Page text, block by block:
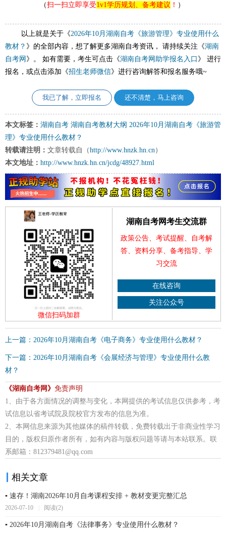
（扫一扫立即享受1v1学历规划、备考建议 ！ ）
以上就是关于《2026年10月湖南自考《旅游管理》专业使用什么
教材？ 》的全部内容，想了解更多湖南自考资讯， 请持续关注《湖南
自考网 》。 如有需要，考生可点击《湖南自考网助学报名入口 》 进行
报名，或点击添加《招生老师微信》进行咨询解答和报名服务哦~
我已了解，立即报名 还不清楚，马上咨询
本文标签： 湖南自考 湖南自考教材大纲 2026年10月湖南自考《旅游管
理》专业使用什么教材？
转载请注明： 文章转载自（http://www.hnzk.hn.cn ）
本文地址： http://www.hnzk.hn.cn/jcdg/48927.html
微信扫码加群
湖南自考网考生交流群
政策公告、考试提醒、自考解
答、资料分享、备考指导、学
习交流
在线咨询
关注公众号
上一篇：2026年10月湖南自考《电子商务》专业使用什么教材？
下一篇：2026年10月湖南自考《会展经济与管理》专业使用什么教
材？
《湖南自考网》 免责声明
1、由于各方面情况的调整与变化，本网提供的考试信息仅供参考，考
试信息以省考试院及院校官方发布的信息为准。
2、本网信息来源为其他媒体的稿件转载，免费转载出于非商业性学习
目的，版权归原作者所有，如有内容与版权问题等请与本站联系。联
系邮箱：812379481@qq.com
相关文章
▪ 速存！湖南2026年10月自考课程安排 + 教材变更完整汇总
2026-07-10 阅读(2)
▪ 2026年10月湖南自考《法律事务》专业使用什么教材？